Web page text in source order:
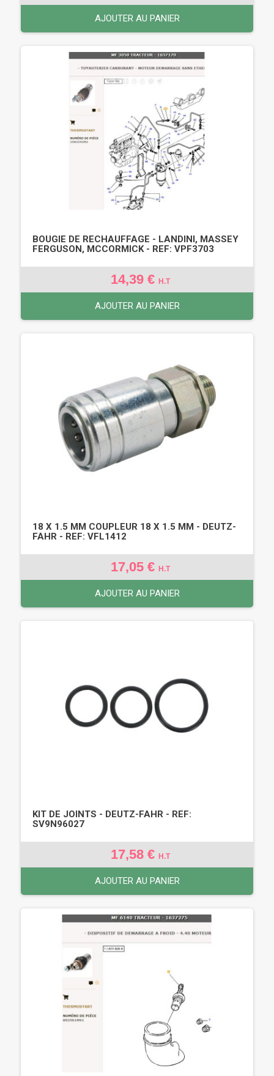
AJOUTER AU PANIER
BOUGIE DE RECHAUFFAGE - LANDINI, MASSEY
FERGUSON, MCCORMICK - REF: VPF3703
14,39 € H.T
AJOUTER AU PANIER
18 X 1.5 MM COUPLEUR 18 X 1.5 MM - DEUTZ-
FAHR - REF: VFL1412
17,05 € H.T
AJOUTER AU PANIER
KIT DE JOINTS - DEUTZ-FAHR - REF:
SV9N96027
17,58 € H.T
AJOUTER AU PANIER